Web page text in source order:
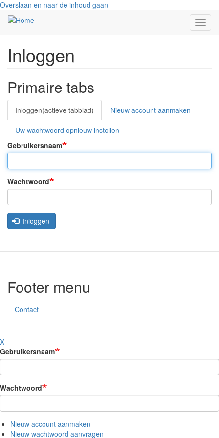
Overslaan en naar de inhoud gaan
Inloggen
Primaire tabs
Inloggen(actieve tabblad) Nieuw account aanmaken
Uw wachtwoord opnieuw instellen
Gebruikersnaam
Wachtwoord
Inloggen
Footer menu
Contact
X
Gebruikersnaam
Wachtwoord
Nieuw account aanmaken
Nieuw wachtwoord aanvragen